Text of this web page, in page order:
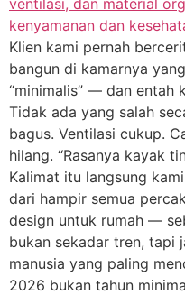
Klien kami pernah
bangun di kamarnya
“minimalis” — dan entah
Tidak ada yang salah
bagus. Ventilasi cukup.
hilang. “Rasanya kayak
Kalimat itu langsung
dari hampir semua
design untuk rumah —
bukan sekadar tren, tapi
manusia yang paling
2026 bukan tahun